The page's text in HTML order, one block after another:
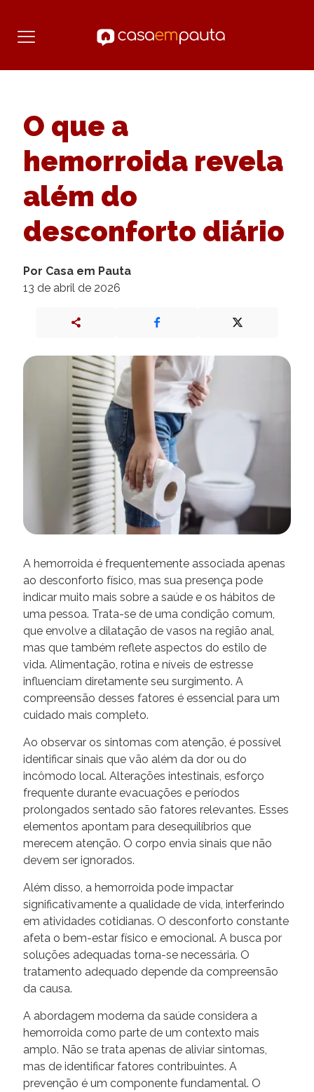
O que a
hemorroida revela
além do
desconforto diário
Por Casa em Pauta
13 de abril de 2026
A hemorroida é frequentemente associada apenas
ao desconforto físico, mas sua presença pode
indicar muito mais sobre a saúde e os hábitos de
uma pessoa. Trata-se de uma condição comum,
que envolve a dilatação de vasos na região anal,
mas que também reflete aspectos do estilo de
vida. Alimentação, rotina e níveis de estresse
influenciam diretamente seu surgimento. A
compreensão desses fatores é essencial para um
cuidado mais completo.
Ao observar os sintomas com atenção, é possível
identificar sinais que vão além da dor ou do
incômodo local. Alterações intestinais, esforço
frequente durante evacuações e períodos
prolongados sentado são fatores relevantes. Esses
elementos apontam para desequilíbrios que
merecem atenção. O corpo envia sinais que não
devem ser ignorados.
Além disso, a hemorroida pode impactar
significativamente a qualidade de vida, interferindo
em atividades cotidianas. O desconforto constante
afeta o bem-estar físico e emocional. A busca por
soluções adequadas torna-se necessária. O
tratamento adequado depende da compreensão
da causa.
A abordagem moderna da saúde considera a
hemorroida como parte de um contexto mais
amplo. Não se trata apenas de aliviar sintomas,
mas de identificar fatores contribuintes. A
prevenção é um componente fundamental. O